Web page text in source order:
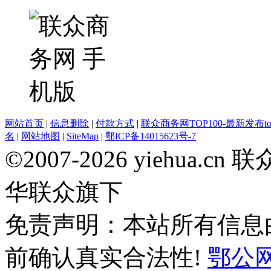
网站首页 | 信息删除 | 付款方式 | 联众商务网TOP100-最新发布
名 | 网站地图 | SiteMap | 鄂ICP备14015623号-7
©2007-2026 yiehua.cn
华联众旗下
免责声明：本站所有信
前确认真实合法性! 鄂公